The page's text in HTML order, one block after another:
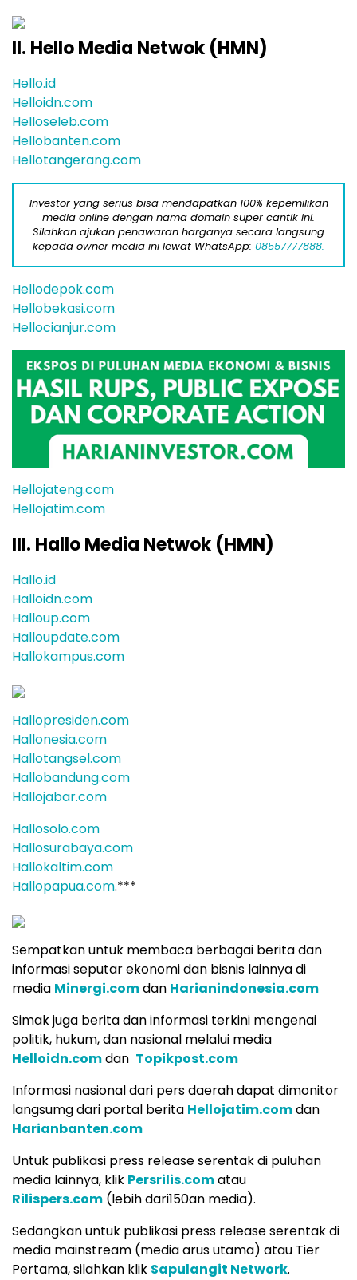
II. Hello Media Netwok (HMN)
Hello.id
Helloidn.com
Helloseleb.com
Hellobanten.com
Hellotangerang.com
Investor yang serius bisa mendapatkan 100% kepemilikan
media online dengan nama domain super cantik ini.
Silahkan ajukan penawaran harganya secara langsung
kepada owner media ini lewat WhatsApp: 08557777888.
Hellodepok.com
Hellobekasi.com
Hellocianjur.com
Hellojateng.com
Hellojatim.com
III. Hallo Media Netwok (HMN)
Hallo.id
Halloidn.com
Halloup.com
Halloupdate.com
Hallokampus.com
Hallopresiden.com
Hallonesia.com
Hallotangsel.com
Hallobandung.com
Hallojabar.com
Hallosolo.com
Hallosurabaya.com
Hallokaltim.com
Hallopapua.com.***
Sempatkan untuk membaca berbagai berita dan
informasi seputar ekonomi dan bisnis lainnya di
media Minergi.comdan Harianindonesia.com
Simak juga berita dan informasi terkini mengenai
politik, hukum, dan nasional melalui media
Helloidn.comdan Topikpost.com
Informasi nasional dari pers daerah dapat dimonitor
langsumg dari portal berita Hellojatim.comdan
Harianbanten.com
Untuk publikasi press release serentak di puluhan
media lainnya, klik Persrilis.comatau
Rilispers.com (lebih dari150an media).
Sedangkan untuk publikasi press release serentak di
media mainstream (media arus utama) atau Tier
Pertama, silahkan klik Sapulangit Network.